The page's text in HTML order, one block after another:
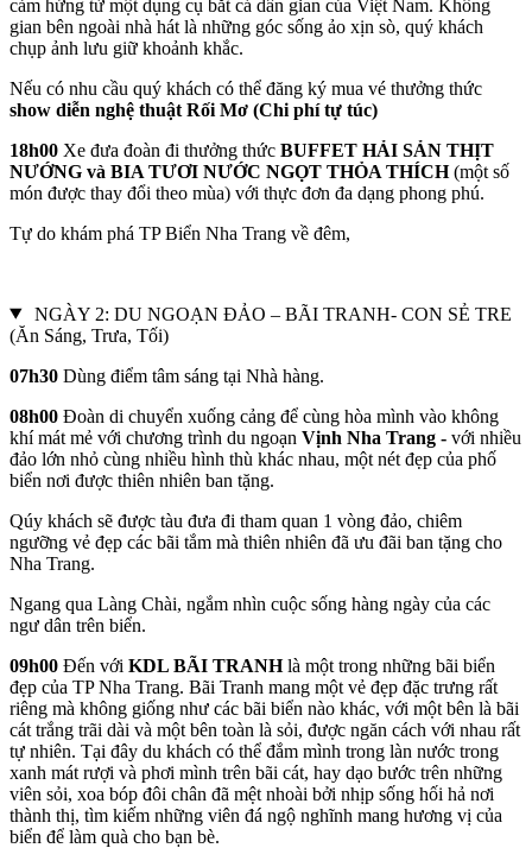
cảm hứng từ một dụng cụ bắt cá dân gian của Việt Nam. Không
gian bên ngoài nhà hát là những góc sống ảo xịn sò, quý khách
chụp ảnh lưu giữ khoảnh khắc.
Nếu có nhu cầu quý khách có thể đăng ký mua vé thưởng thức
show diễn nghệ thuật Rối Mơ (Chi phí tự túc)
18h00 Xe đưa đoàn đi thưởng thức BUFFET HẢI SẢN THỊT
NƯỚNG và BIA TƯƠI NƯỚC NGỌT THỎA THÍCH(một số
món được thay đổi theo mùa) với thực đơn đa dạng phong phú.
Tự do khám phá TP Biển Nha Trang về đêm,
NGÀY 2: DU NGOẠN ĐẢO – BÃI TRANH- CON SẺ TRE
(Ăn Sáng, Trưa, Tối)
07h30 Dùng điểm tâm sáng tại Nhà hàng.
08h00 Đoàn di chuyển xuống cảng để cùng hòa mình vào không
khí mát mẻ với chương trình du ngoạn Vịnh Nha Trang - với nhiều
đảo lớn nhỏ cùng nhiều hình thù khác nhau, một nét đẹp của phố
biển nơi được thiên nhiên ban tặng.
Qúy khách sẽ được tàu đưa đi tham quan 1 vòng đảo, chiêm
ngưỡng vẻ đẹp các bãi tắm mà thiên nhiên đã ưu đãi ban tặng cho
Nha Trang.
Ngang qua Làng Chài, ngắm nhìn cuộc sống hàng ngày của các
ngư dân trên biển.
09h00 Đến với KDL BÃI TRANHlà một trong những bãi biển
đẹp của TP Nha Trang. Bãi Tranh mang một vẻ đẹp đặc trưng rất
riêng mà không giống như các bãi biển nào khác, với một bên là bãi
cát trắng trãi dài và một bên toàn là sỏi, được ngăn cách với nhau rất
tự nhiên. Tại đây du khách có thể đắm mình trong làn nước trong
xanh mát rượi và phơi mình trên bãi cát, hay dạo bước trên những
viên sỏi, xoa bóp đôi chân đã mệt nhoài bởi nhịp sống hối hả nơi
thành thị, tìm kiếm những viên đá ngộ nghĩnh mang hương vị của
biển để làm quà cho bạn bè.